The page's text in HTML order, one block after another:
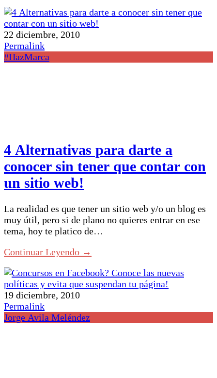
22 diciembre, 2010
Permalink
#HazMarca
4 Alternativas para darte a
conocer sin tener que contar con
un sitio web!
La realidad es que tener un sitio web y/o un blog es
muy útil, pero si de plano no quieres entrar en ese
tema, hoy te platico de…
Continuar Leyendo →
19 diciembre, 2010
Permalink
Jorge Avila Meléndez